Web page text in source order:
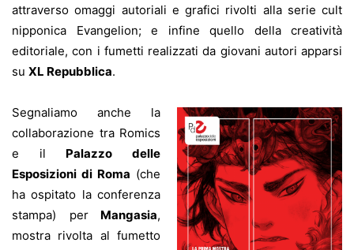
attraverso omaggi autoriali e grafici rivolti alla serie cult
nipponica Evangelion; e infine quello della creatività
editoriale, con i fumetti realizzati da giovani autori apparsi
su XL Repubblica.
Segnaliamo anche la
collaborazione tra Romics
e il Palazzo delle
Esposizioni di Roma (che
ha ospitato la conferenza
stampa) perMangasia,
mostra rivolta al fumetto